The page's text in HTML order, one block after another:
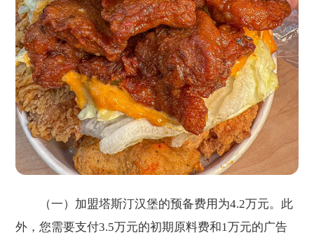
（一）加盟塔斯汀汉堡的预备费用为4.2万元。此
外，您需要支付3.5万元的初期原料费和1万元的广告